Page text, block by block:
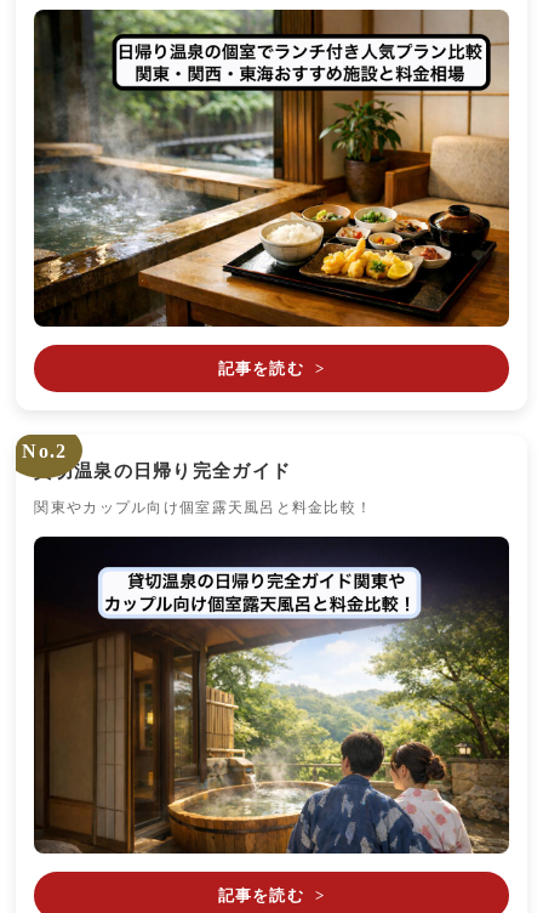
記事を読む >
No.2
貸切温泉の日帰り完全ガイド
関東やカップル向け個室露天風呂と料金比較！
記事を読む >